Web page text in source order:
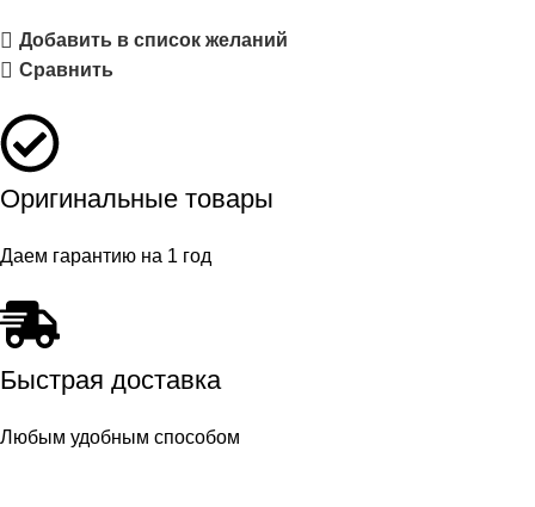
Добавить в список желаний
Сравнить
Оригинальные товары
Даем гарантию на 1 год
Быстрая доставка
Любым удобным способом